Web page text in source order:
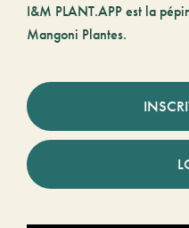
I&M PLANT.APP est la
Mangoni Plantes.